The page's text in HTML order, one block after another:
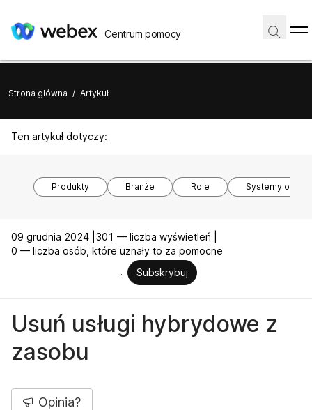
Centrum pomocy
Strona główna / Artykuł
Ten artykuł dotyczy:
Produkty Branże Role Systemy
09 grudnia 2024 | 301 — liczba wyświetleń |
0 — liczba osób, które uznały to za pomocne
Subskrybuj
Usuń usługi hybrydowe z
zasobu
Opinia?